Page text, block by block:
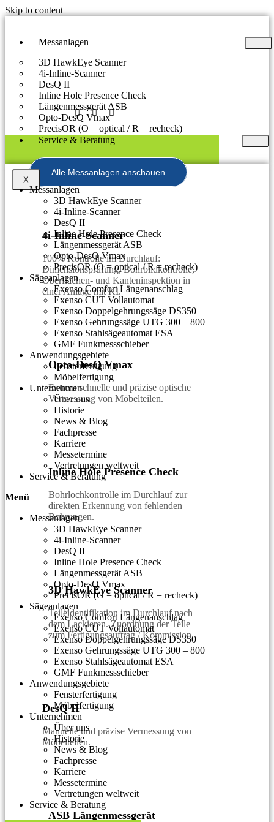
Skip to content
Messanlagen
3D HawkEye Scanner
4i-Inline-Scanner
DesQ II
Inline Hole Presence Check
Längenmessgerät ASB
Opto-DesQ Vmax
PrecisOR (O = optical / R = recheck)
Alle Messanlagen anschauen
4i-Inline-Scanner
100% Kontrolle im Durchlauf:
Dimensionsprüfung, Bohrbildkontrolle,
Oberflächen- und Kanteninspektion in
einer Anlage mit KI.
Opto-DesQ Vmax
Extrem schnelle und präzise optische
Vermessung von Möbelteilen.
Inline Hole Presence Check
Bohrlochkontrolle im Durchlauf zur
direkten Erkennung von fehlenden
Bohrungen.
3D HawkEye Scanner
Teileidentifikation im Durchlauf nach
dem Lackieren. Zuordnung der Teile
zum Fertigungsauftrag / Kommission.
DesQ II
Manuelle und präzise Vermessung von
Möbelteilen.
ASB Längenmessgerät
Service & Beratung
X
Messanlagen
3D HawkEye Scanner
4i-Inline-Scanner
DesQ II
Inline Hole Presence Check
Längenmessgerät ASB
Opto-DesQ Vmax
PrecisOR (O = optical / R = recheck)
Sägeanlagen
Exenso Comfort Längenanschlag
Exenso CUT Vollautomat
Exenso Doppelgehrungssäge DS350
Exenso Gehrungssäge UTG 300 – 800
Exenso Stahlsägeautomat ESA
GMF Funkmessschieber
Anwendungsgebiete
Fensterfertigung
Möbelfertigung
Unternehmen
Über uns
Historie
News & Blog
Fachpresse
Karriere
Messetermine
Vertretungen weltweit
Service & Beratung
Menü
Messanlagen
3D HawkEye Scanner
4i-Inline-Scanner
DesQ II
Inline Hole Presence Check
Längenmessgerät ASB
Opto-DesQ Vmax
PrecisOR (O = optical / R = recheck)
Sägeanlagen
Exenso Comfort Längenanschlag
Exenso CUT Vollautomat
Exenso Doppelgehrungssäge DS350
Exenso Gehrungssäge UTG 300 – 800
Exenso Stahlsägeautomat ESA
GMF Funkmessschieber
Anwendungsgebiete
Fensterfertigung
Möbelfertigung
Unternehmen
Über uns
Historie
News & Blog
Fachpresse
Karriere
Messetermine
Vertretungen weltweit
Service & Beratung